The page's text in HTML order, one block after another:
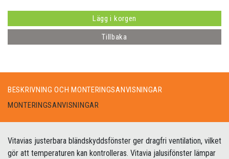
Lägg i korgen
Tillbaka
BESKRIVNING OCH MONTERINGSANVISNINGAR
MONTERINGSANVISNINGAR
Vitavias justerbara bländskyddsfönster ger dragfri ventilation, vilket
gör att temperaturen kan kontrolleras. Vitavia jalusifönster lämpar